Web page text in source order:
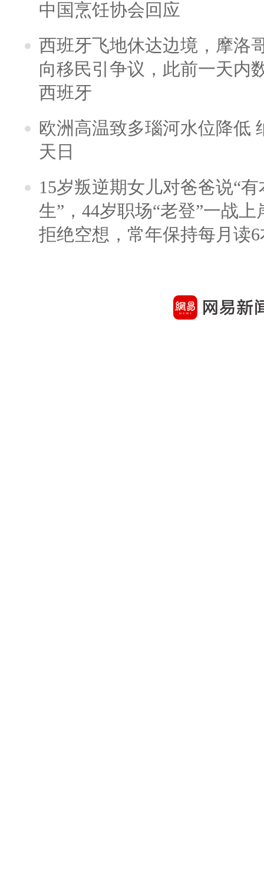
中国烹饪协会回应
西班牙飞地休达边境，摩洛
向移民引争议，此前一天内
西班牙
欧洲高温致多瑙河水位降低
天日
15岁叛逆期女儿对爸爸说“
生”，44岁职场“老登”一战上
拒绝空想，常年保持每月读